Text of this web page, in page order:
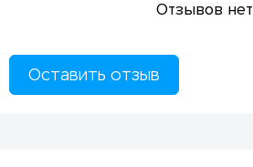
Отзывов нет
Оставить отзыв